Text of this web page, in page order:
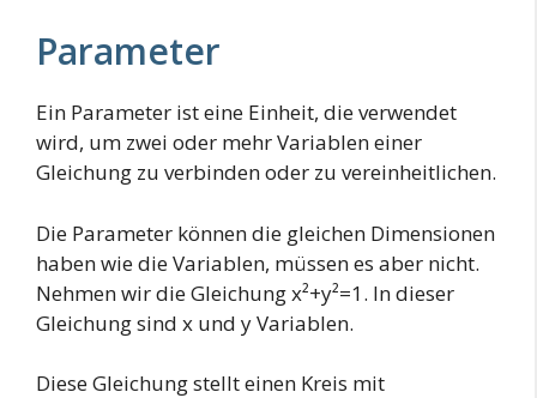
Parameter
Ein Parameter ist eine Einheit, die verwendet
wird, um zwei oder mehr Variablen einer
Gleichung zu verbinden oder zu vereinheitlichen.
Die Parameter können die gleichen Dimensionen
haben wie die Variablen, müssen es aber nicht.
Nehmen wir die Gleichung x²+y²=1. In dieser
Gleichung sind x und y Variablen.
Diese Gleichung stellt einen Kreis mit